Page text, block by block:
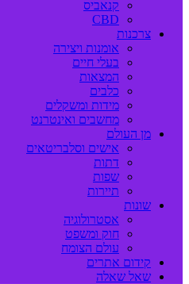
קנאביס
CBD
צרכנות
אומנות ויצירה
בעלי חיים
המצאות
כלבים
מידות ומשקלים
מחשבים ואינטרנט
מן העולם
אישים וסלבריטאים
דתות
שפות
תיירות
שונות
אסטרולוגיה
חוק ומשפט
עולם הצומח
קידום אתרים
שאל שאלה